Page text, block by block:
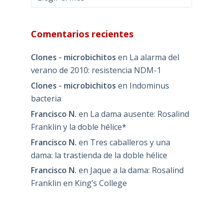
Comentarios recientes
Clones - microbichitos en La alarma del
verano de 2010: resistencia NDM-1
Clones - microbichitos en Indominus
bacteria
Francisco N. en La dama ausente: Rosalind
Franklin y la doble hélice*
Francisco N. en Tres caballeros y una
dama: la trastienda de la doble hélice
Francisco N. en Jaque a la dama: Rosalind
Franklin en King’s College